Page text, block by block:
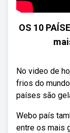
OS 10
No video de
frios do
países são
Webo país
entre os mais